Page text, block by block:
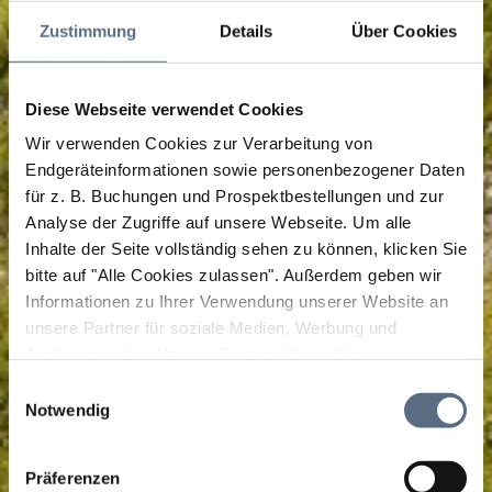
Zustimmung Details Über Cookies
Diese Webseite verwendet Cookies
Wir verwenden Cookies zur Verarbeitung von
Endgeräteinformationen sowie personenbezogener Daten
für z. B. Buchungen und Prospektbestellungen und zur
Analyse der Zugriffe auf unsere Webseite. Um alle
Inhalte der Seite vollständig sehen zu können, klicken Sie
bitte auf "Alle Cookies zulassen". Außerdem geben wir
Informationen zu Ihrer Verwendung unserer Website an
unsere Partner für soziale Medien, Werbung und
zusammen, die Sie ihnen bereitgestellt haben oder die
sie im Rahmen Ihrer Nutzung der Dienste gesammelt
Einwilligungsauswahl
Notwendig
Präferenzen